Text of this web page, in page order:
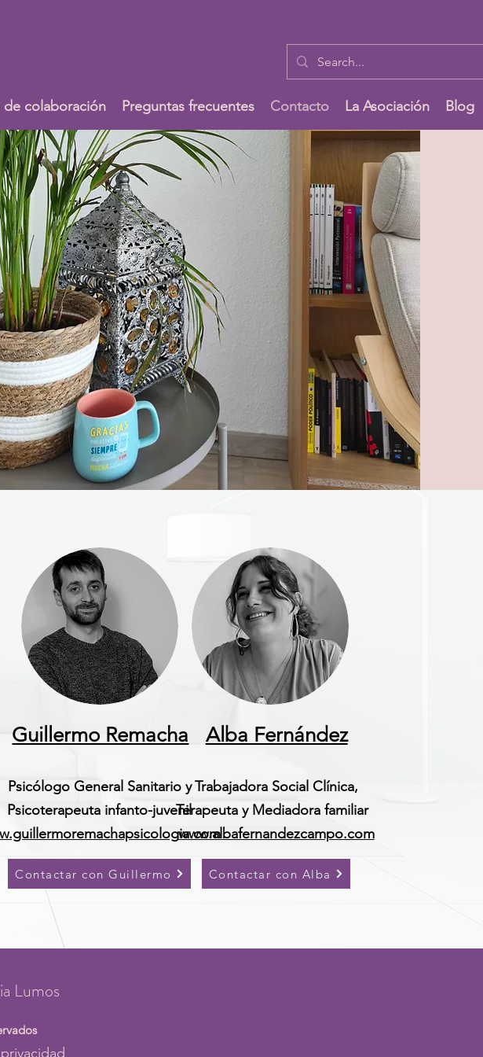
de colaboración Preguntas frecuentes Contacto La Asociación Blog
Guillermo Remacha
Psicólogo General Sanitario y
Psicoterapeuta infanto-juvenil
Contactar con Guillermo
Alba Fernández
Trabajadora Social Clínica,
Terapeuta y Mediadora familiar
www.albafernandezcampo.com
Contactar con Alba
Lumos